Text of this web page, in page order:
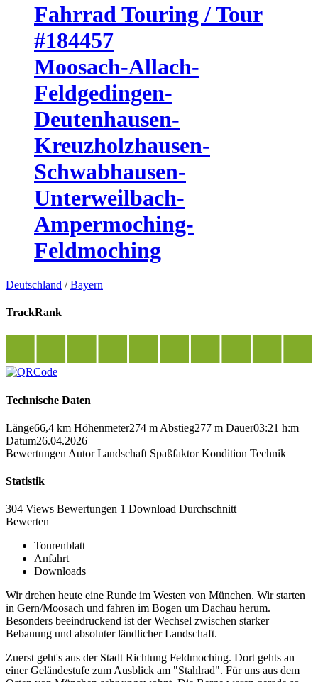
Fahrrad Touring / Tour
#184457
Moosach-Allach-
Feldgedingen-
Deutenhausen-
Kreuzholzhausen-
Schwabhausen-
Unterweilbach-
Ampermoching-
Feldmoching
Deutschland /Bayern
TrackRank
Technische Daten
Länge66,4 km Höhenmeter274 m Abstieg277 m Dauer03:21 h:m
Datum26.04.2026
Bewertungen Autor Landschaft Spaßfaktor Kondition Technik
Statistik
304 Views Bewertungen 1 Download Durchschnitt
Bewerten
Tourenblatt
Anfahrt
Downloads
Wir drehen heute eine Runde im Westen von München. Wir starten
in Gern/Moosach und fahren im Bogen um Dachau herum.
Besonders beeindruckend ist der Wechsel zwischen starker
Bebauung und absoluter ländlicher Landschaft.
Zuerst geht's aus der Stadt Richtung Feldmoching. Dort gehts an
einer Geländestufe zum Ausblick am "Stahlrad". Für uns aus dem